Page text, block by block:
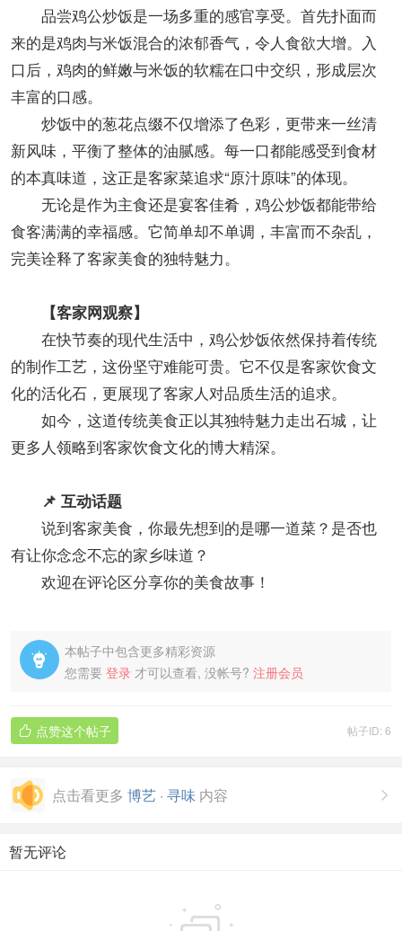
品尝鸡公炒饭是一场多重的感官享受。首先扑面而
来的是鸡肉与米饭混合的浓郁香气，令人食欲大增。入
口后，鸡肉的鲜嫩与米饭的软糯在口中交织，形成层次
丰富的口感。
炒饭中的葱花点缀不仅增添了色彩，更带来一丝清
新风味，平衡了整体的油腻感。每一口都能感受到食材
的本真味道，这正是客家菜追求“原汁原味”的体现。
无论是作为主食还是宴客佳肴，鸡公炒饭都能带给
食客满满的幸福感。它简单却不单调，丰富而不杂乱，
完美诠释了客家美食的独特魅力。
【客家网观察】
在快节奏的现代生活中，鸡公炒饭依然保持着传统
的制作工艺，这份坚守难能可贵。它不仅是客家饮食文
化的活化石，更展现了客家人对品质生活的追求。
如今，这道传统美食正以其独特魅力走出石城，让
更多人领略到客家饮食文化的博大精深。
📌 互动话题
说到客家美食，你最先想到的是哪一道菜？是否也
有让你念念不忘的家乡味道？
欢迎在评论区分享你的美食故事！

本帖子中包含更多精彩资源
您需要 登录 才可以查看, 没帐号? 注册会员
帖子ID: 6
 点赞这个帖子

点击看更多 博艺 · 寻味 内容
暂无评论